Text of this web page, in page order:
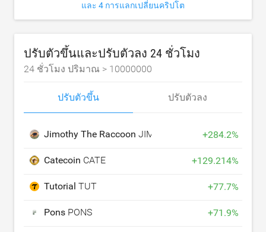
และ 4 การแลกเปลี่ยนคริปโต
ปรับตัวขึ้นและปรับตัวลง 24 ชั่วโมง
24 ชั่วโมง ปริมาณ > 10000000
ปรับตัวขึ้น ปรับตัวลง
Jimothy The Raccoon JIMOTHY +284.2%
Catecoin CATE +129.214%
Tutorial TUT +77.7%
Pons PONS +71.9%